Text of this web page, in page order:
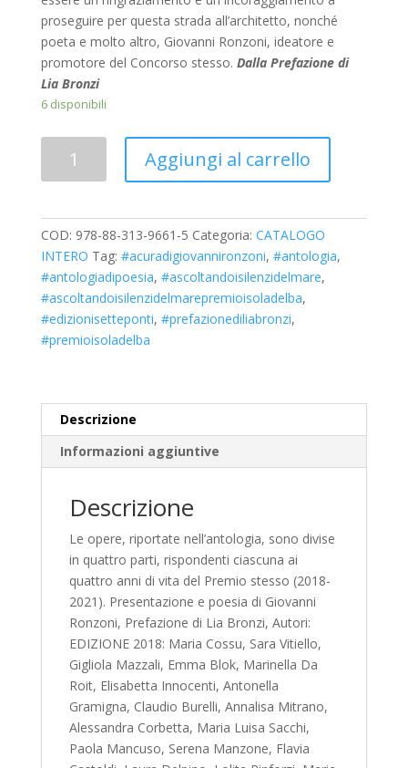
proseguire per questa strada all’architetto, nonché
poeta e molto altro, Giovanni Ronzoni, ideatore e
promotore del Concorso stesso. Dalla Prefazione di
Lia Bronzi
6 disponibili
Aggiungi al carrello
COD: 978-88-313-9661-5 Categoria: CATALOGO
INTERO Tag: #acuradigiovannironzoni, #antologia,
#antologiadipoesia, #ascoltandoisilenzidelmare,
#ascoltandoisilenzidelmarepremioisoladelba,
#edizionisetteponti, #prefazionediliabronzi,
#premioisoladelba
Descrizione
Informazioni aggiuntive
Descrizione
Le opere, riportate nell’antologia, sono divise
in quattro parti, rispondenti ciascuna ai
quattro anni di vita del Premio stesso (2018-
2021). Presentazione e poesia di Giovanni
Ronzoni, Prefazione di Lia Bronzi, Autori:
EDIZIONE 2018: Maria Cossu, Sara Vitiello,
Gigliola Mazzali, Emma Blok, Marinella Da
Roit, Elisabetta Innocenti, Antonella
Gramigna, Claudio Burelli, Annalisa Mitrano,
Alessandra Corbetta, Maria Luisa Sacchi,
Paola Mancuso, Serena Manzone, Flavia